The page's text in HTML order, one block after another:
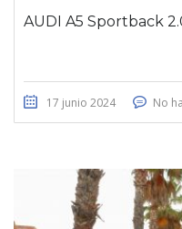
AUDI A5 Sportback
17 junio 2024 No